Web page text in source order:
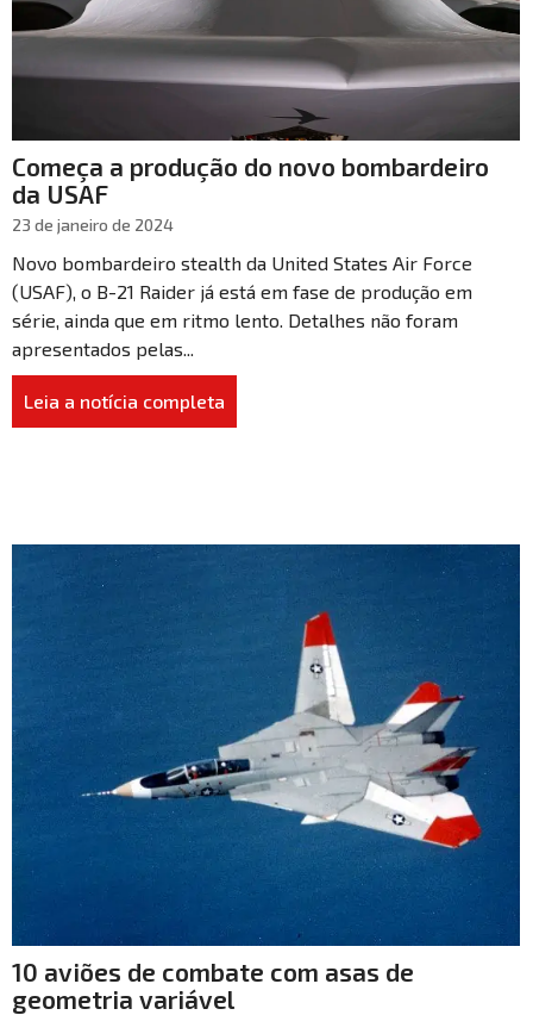
Começa a produção do novo bombardeiro
da USAF
23 de janeiro de 2024
Novo bombardeiro stealth da United States Air Force
(USAF), o B-21 Raider já está em fase de produção em
série, ainda que em ritmo lento. Detalhes não foram
apresentados pelas...
Leia a notícia completa
10 aviões de combate com asas de
geometria variável